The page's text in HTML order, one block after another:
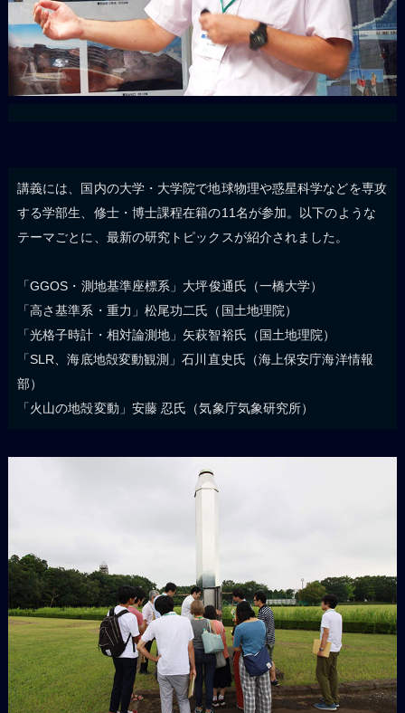
講義には、国内の大学・大学院で地球物理や惑星科学などを専攻
する学部生、修士・博士課程在籍の11名が参加。以下のような
テーマごとに、最新の研究トピックスが紹介されました。
「GGOS・測地基準座標系」大坪俊通氏（一橋大学）
「高さ基準系・重力」松尾功二氏（国土地理院）
「光格子時計・相対論測地」矢萩智裕氏（国土地理院）
「SLR、海底地殻変動観測」石川直史氏（海上保安庁海洋情報
部）
「火山の地殻変動」安藤 忍氏（気象庁気象研究所）